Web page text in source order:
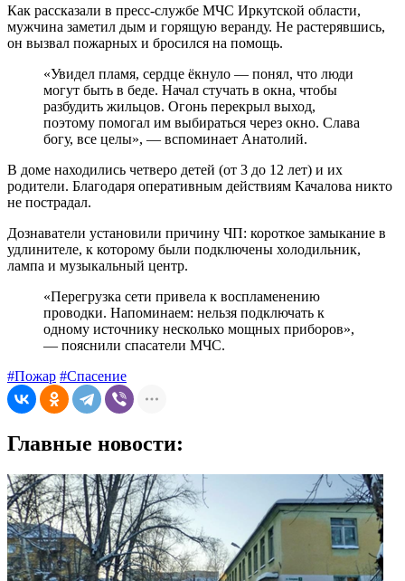
Как рассказали в пресс-службе МЧС Иркутской области,
мужчина заметил дым и горящую веранду. Не растерявшись,
он вызвал пожарных и бросился на помощь.
«Увидел пламя, сердце ёкнуло — понял, что люди
могут быть в беде. Начал стучать в окна, чтобы
разбудить жильцов. Огонь перекрыл выход,
поэтому помогал им выбираться через окно. Слава
богу, все целы», — вспоминает Анатолий.
В доме находились четверо детей (от 3 до 12 лет) и их
родители. Благодаря оперативным действиям Качалова никто
не пострадал.
Дознаватели установили причину ЧП: короткое замыкание в
удлинителе, к которому были подключены холодильник,
лампа и музыкальный центр.
«Перегрузка сети привела к воспламенению
проводки. Напоминаем: нельзя подключать к
одному источнику несколько мощных приборов»,
— пояснили спасатели МЧС.
#Пожар #Спасение
Главные новости: